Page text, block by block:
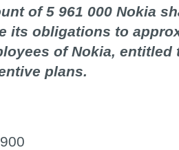
of 5 961 000 Nokia
its obligations to
of Nokia, entitled
plans.